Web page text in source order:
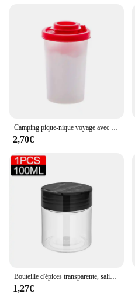
Camping pique-nique voyage avec couvercle outil de cuisine distributeur d'assaisonnement extérieur Mini boîte à déjeuner pot Portable salière et poivrière
2,70€
1,27€